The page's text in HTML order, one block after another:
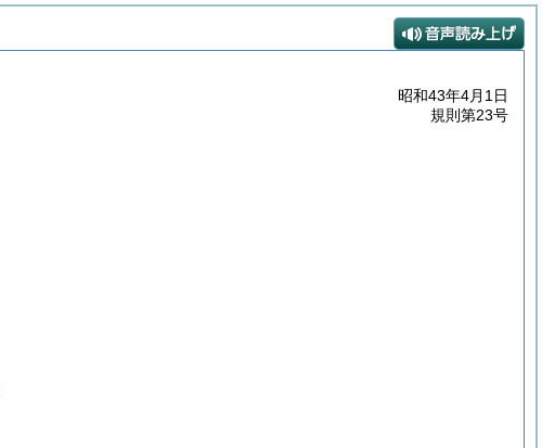
昭和43年4月1日
規則第23号